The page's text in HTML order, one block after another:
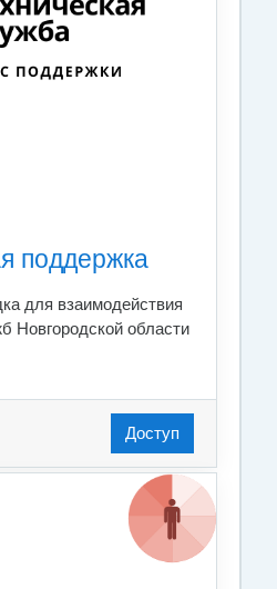
поддержка
для взаимодействия
Новгородской области
Доступ